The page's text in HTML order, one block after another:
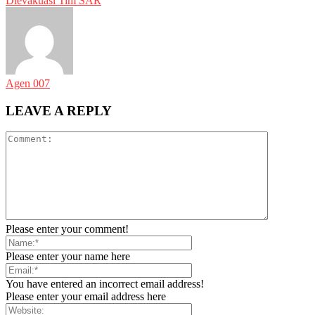
Agen 007
LEAVE A REPLY
Please enter your comment!
Please enter your name here
You have entered an incorrect email address!
Please enter your email address here